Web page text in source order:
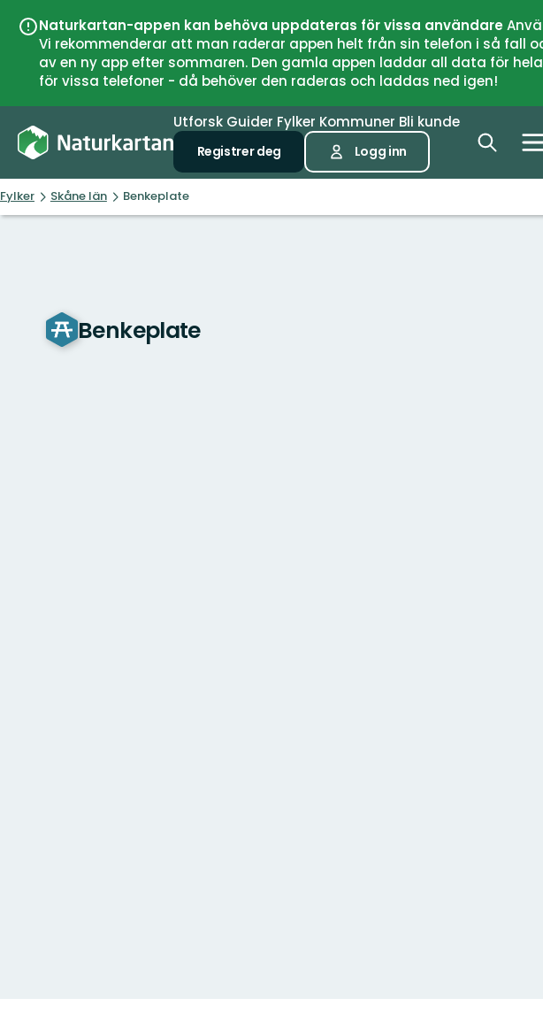
Naturkartan-appen kan behöva uppdateras för vissa användare
Vi rekommenderar att man raderar appen helt från sin telefon i så fall
av en ny app efter sommaren. Den gamla appen laddar all data för
för vissa telefoner - då behöver den raderas och laddas ned igen!
Utforsk Guider Fylker Kommuner Bli kunde
Registrer deg Logg inn
Fylker Skåne län Benkeplate
Benkeplate